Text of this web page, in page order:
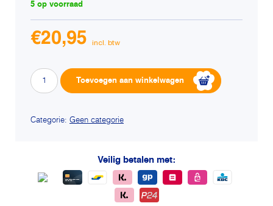
5 op voorraad
€20,95
Yuup!
desert
lux
Toevoegen aan winkelwagen
Categorie: Geen categorie
Veilig betalen met: